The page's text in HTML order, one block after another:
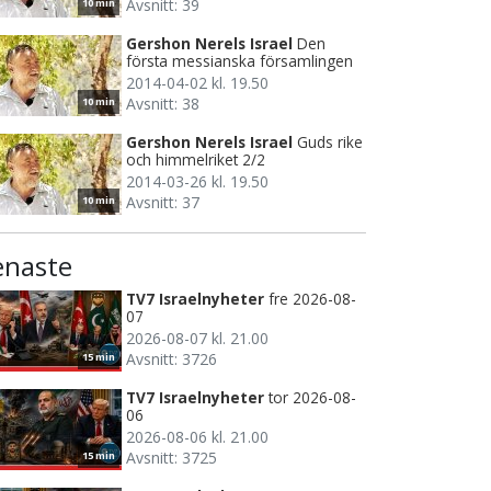
Avsnitt: 39
10 min
Gershon Nerels Israel Den
första messianska församlingen
2014-04-02 kl. 19.50
Avsnitt: 38
10 min
Gershon Nerels Israel Guds rike
och himmelriket 2/2
2014-03-26 kl. 19.50
Avsnitt: 37
15 min
TV7 Israelnyheter fre 2026-08-
07
2026-08-07 kl. 21.00
Avsnitt: 3726
15 min
TV7 Israelnyheter tor 2026-08-
06
2026-08-06 kl. 21.00
Avsnitt: 3725